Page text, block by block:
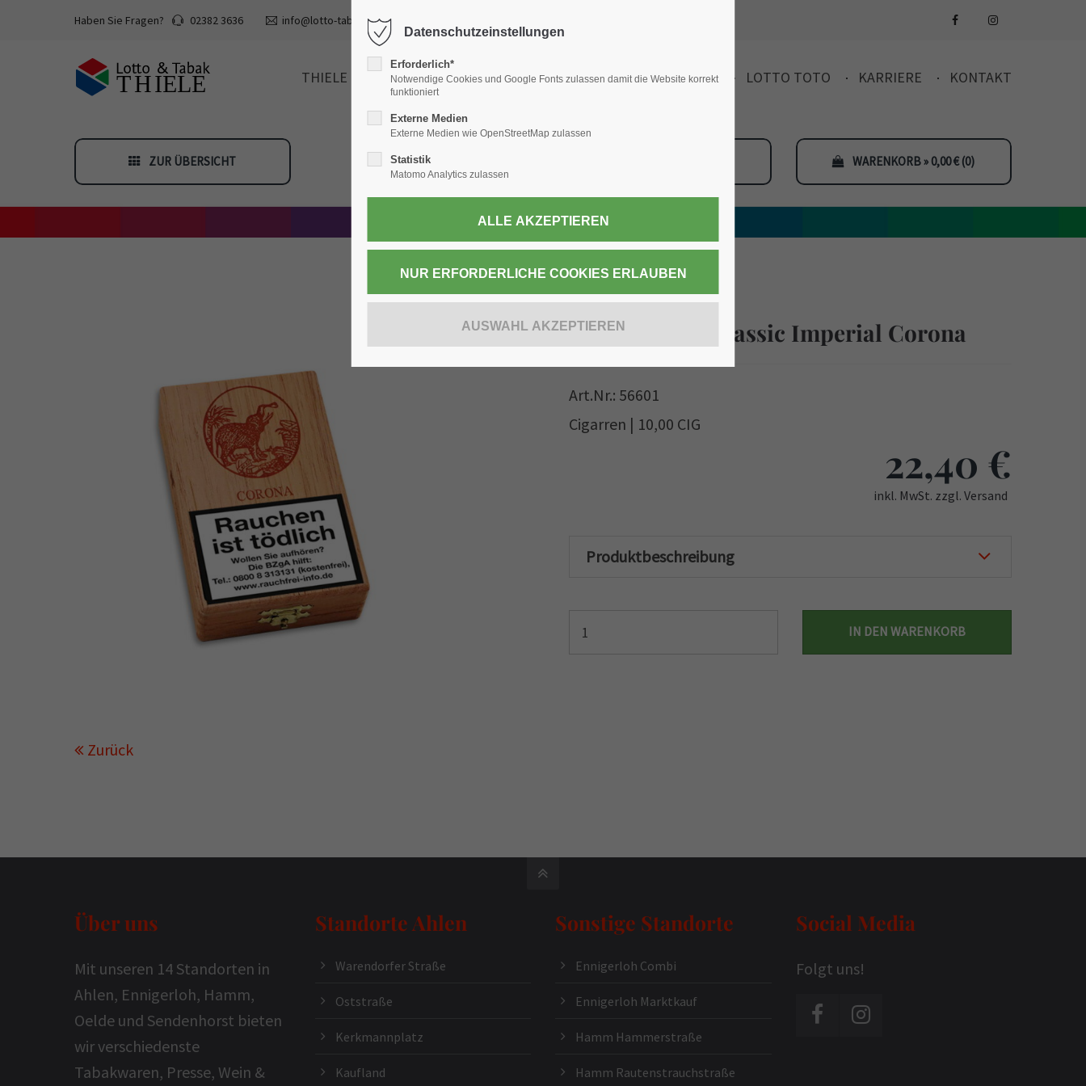
Haben Sie Fragen? 02382 3636 info@lotto-tabak-thiele.de
THIELE TABAK PRESSE WEIN & SPIRITUOSEN POST LOTTO TOTO KARRIERE KONTAKT
ZUR ÜBERSICHT WARENKORB » 0,00€(0)
DE OLIFANT Classic Imperial Corona
Art.Nr.: 56601
Cigarren | 10,00 CIG
22,40 €
inkl. MwSt. zzgl. Versand
Produktbeschreibung
Zurück
Über uns
Mit unseren 14 Standorten in
Ahlen, Ennigerloh, Hamm,
Oelde und Sendenhorst bieten
wir verschiedenste
Tabakwaren, Presse, Wein &
Standorte Ahlen
Warendorfer Straße
Oststraße
Kerkmannplatz
Kaufland
Sonstige Standorte
Ennigerloh Combi
Ennigerloh Marktkauf
Hamm Hammerstraße
Hamm Rautenstrauchstraße
Social Media
Folgt uns!
Datenschutzeinstellungen
Erforderlich*
Notwendige Cookies und Google Fonts zulassen damit die Website korrekt
funktioniert
Externe Medien
Externe Medien wie OpenStreetMap zulassen
Statistik
Matomo Analytics zulassen